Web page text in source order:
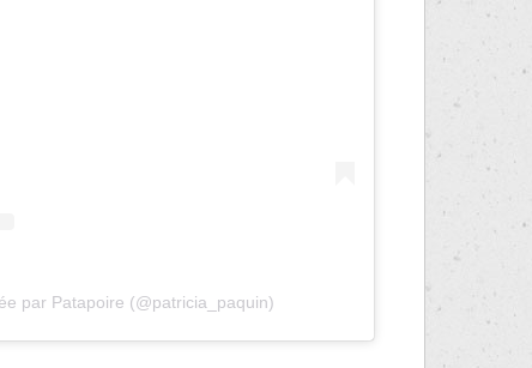
par Patapoire (@patricia_paquin)